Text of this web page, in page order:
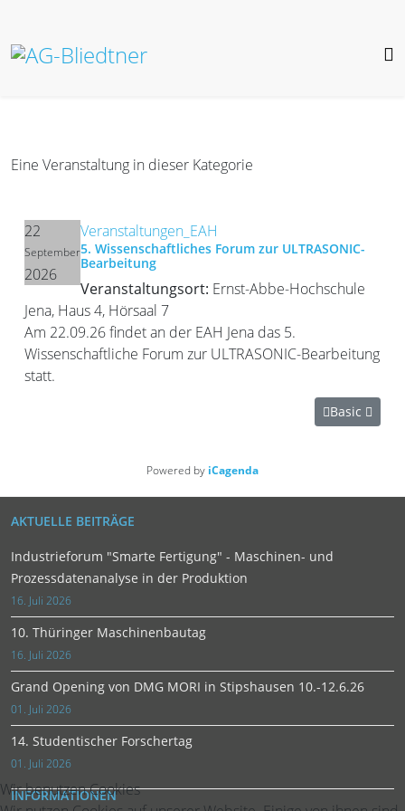
Eine Veranstaltung in dieser Kategorie
22
September
2026
Veranstaltungen_EAH
5. Wissenschaftliches Forum zur ULTRASONIC-
Bearbeitung
Veranstaltungsort: Ernst-Abbe-Hochschule
Jena, Haus 4, Hörsaal 7
Am 22.09.26 findet an der EAH Jena das 5.
Wissenschaftliche Forum zur ULTRASONIC-Bearbeitung
statt.
Basic
Powered by iCagenda
AKTUELLE BEITRÄGE
Industrieforum "Smarte Fertigung" - Maschinen- und
Prozessdatenanalyse in der Produktion
16. Juli 2026
10. Thüringer Maschinenbautag
16. Juli 2026
Grand Opening von DMG MORI in Stipshausen 10.-12.6.26
01. Juli 2026
14. Studentischer Forschertag
01. Juli 2026
INFORMATIONEN
Wir benutzen Cookies